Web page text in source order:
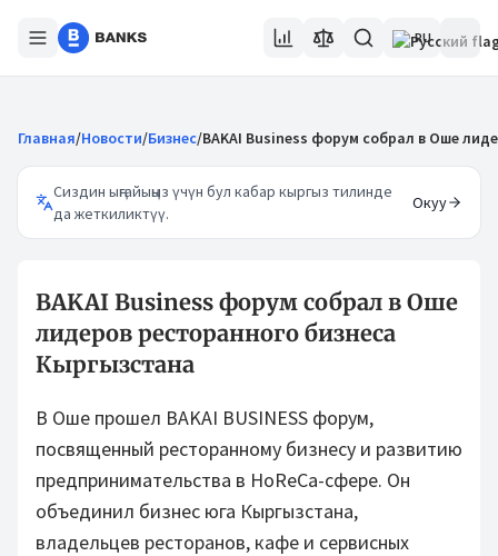
RU
Главная/Новости/Бизнес/BAKAI Business форум собрал в Оше
Сиздин ыңгайыңыз үчүн бул кабар кыргыз тилинде
да жеткиликтүү.
Окуу
BAKAI Business форум собрал в Оше
лидеров ресторанного бизнеса
Кыргызстана
В Оше прошел BAKAI BUSINESS форум,
посвященный ресторанному бизнесу и развитию
предпринимательства в HoReCa-сфере. Он
объединил бизнес юга Кыргызстана,
владельцев ресторанов, кафе и сервисных